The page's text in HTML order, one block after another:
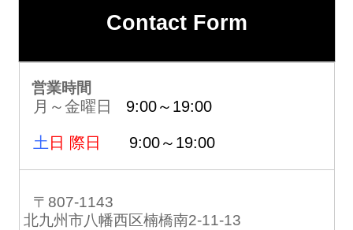
Contact Form
営業時間
月～金曜日 9:00～19:00
土 日 際日 9:00～19:00
〒807-1143
北九州市八幡西区楠橋南2-11-13